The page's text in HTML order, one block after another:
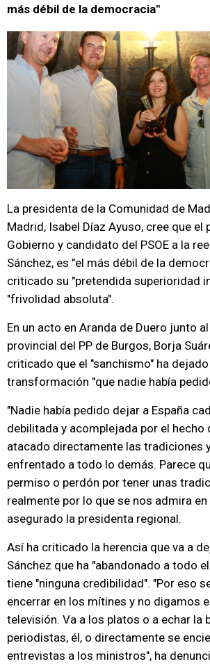
más débil de la democracia"
La presidenta de la Comunidad de
Madrid, Isabel Díaz Ayuso, cree que el
Gobierno y candidato del PSOE a la
Sánchez, es "el más débil de la
criticado su "pretendida superioridad
"frivolidad absoluta".
En un acto en Aranda de Duero junto
provincial del PP de Burgos, Borja
criticado que el "sanchismo" ha dejado
transformación "que nadie había
"Nadie había pedido dejar a España
debilitada y acomplejada por el hecho
atacado directamente las tradiciones
enfrentado a todo lo demás. Parece
permiso o perdón por tener unas
realmente por lo que se nos admira en
asegurado la presidenta regional.
Así ha criticado la herencia que va a
Sánchez que ha "abandonado a todo
tiene "ninguna credibilidad". "Por eso
encerrar en los mítines y no digamos
televisión. Va a los platos o a echar la
periodistas, él, o directamente se
entrevistas a los ministros", ha